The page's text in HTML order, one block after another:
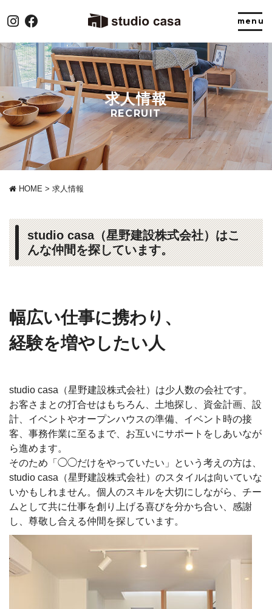
求人情報
RECRUIT
HOME > 求人情報
studio casa（星野建設株式会社）はこ
んな仲間を探しています。
幅広い仕事に携わり、
経験を増やしたい人
studio casa（星野建設株式会社）は少人数の会社です。
お客さまとの打合せはもちろん、土地探し、資金計画、設
計、イベントやオープンハウスの準備、イベント時の接
客、事務作業に至るまで、お互いにサポートをしあいなが
ら進めます。
そのため「◯◯だけをやっていたい」という考えの方は、
studio casa（星野建設株式会社）のスタイルは向いていな
いかもしれません。個人のスキルを大切にしながら、チー
ムとして共に仕事を創り上げる喜びを分かち合い、感謝
し、尊敬し合える仲間を探しています。